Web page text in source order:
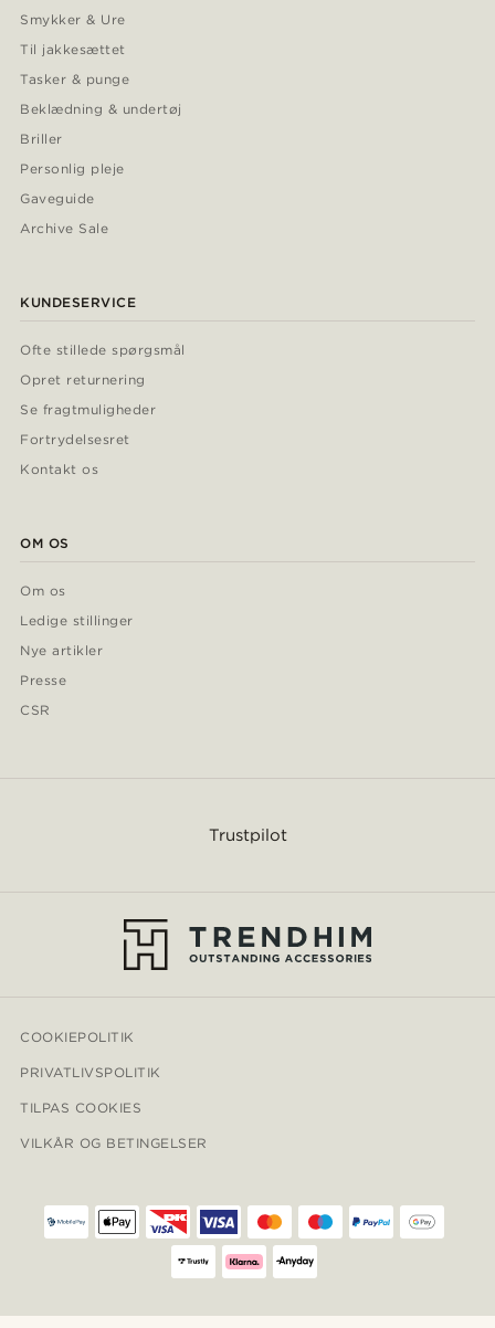
Smykker & Ure
Til jakkesættet
Tasker & punge
Beklædning & undertøj
Briller
Personlig pleje
Gaveguide
Archive Sale
KUNDESERVICE
Ofte stillede spørgsmål
Opret returnering
Se fragtmuligheder
Fortrydelsesret
Kontakt os
OM OS
Om os
Ledige stillinger
Nye artikler
Presse
CSR
Trustpilot
COOKIEPOLITIK
PRIVATLIVSPOLITIK
TILPAS COOKIES
VILKÅR OG BETINGELSER